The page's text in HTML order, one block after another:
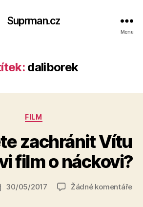
Suprman.cz
Menu
daliborek
Rubriky
FILM
zachránit Vítu
film o náckovi?
30/05/2017 Žádné komentářeu